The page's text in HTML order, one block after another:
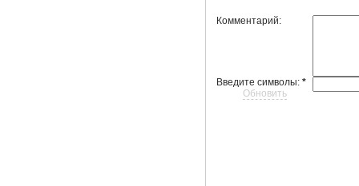
Комментарий:
Введите символы:*
Обновить